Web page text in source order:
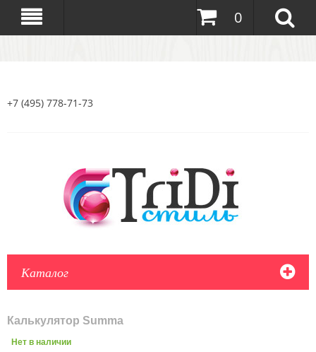
0
+7 (495) 778-71-73
Каталог
Калькулятор Summa
Нет в наличии